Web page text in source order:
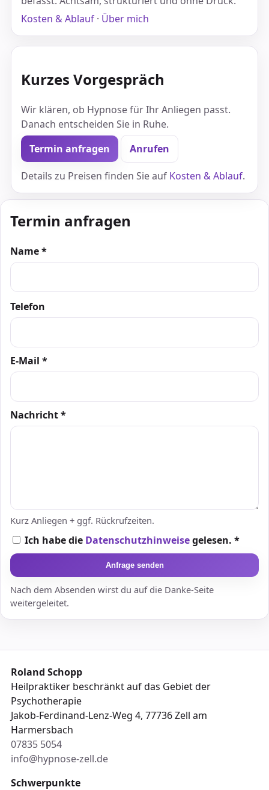
Kosten & Ablauf · Über mich
Kurzes Vorgespräch
Wir klären, ob Hypnose für Ihr Anliegen passt.
Danach entscheiden Sie in Ruhe.
Termin anfragen
Anrufen
Details zu Preisen finden Sie auf Kosten & Ablauf.
Termin anfragen
Name *
Telefon
E-Mail *
Nachricht *
Kurz Anliegen + ggf. Rückrufzeiten.
Ich habe die Datenschutzhinweisegelesen. *
Anfrage senden
Nach dem Absenden wirst du auf die Danke-Seite
weitergeleitet.
Roland Schopp
Heilpraktiker beschränkt auf das Gebiet der
Psychotherapie
Jakob-Ferdinand-Lenz-Weg 4, 77736 Zell am
Harmersbach
07835 5054
info@hypnose-zell.de
Schwerpunkte